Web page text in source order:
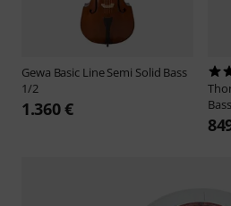
Gewa Basic Line Semi Solid Bass
1/2
1.360 €
Bass